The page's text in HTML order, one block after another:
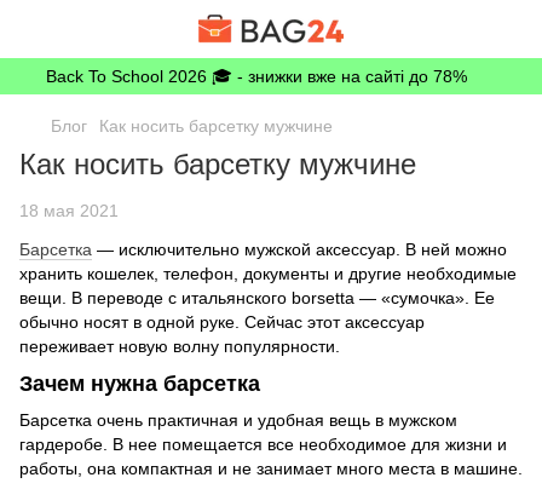
Back To School 2026 🎓 - знижки вже на сайті до 78%
Блог Как носить барсетку мужчине
Как носить барсетку мужчине
18 мая 2021
Барсетка — исключительно мужской аксессуар. В ней можно
хранить кошелек, телефон, документы и другие необходимые
вещи. В переводе с итальянского borsetta — «сумочка». Ее
обычно носят в одной руке. Сейчас этот аксессуар
переживает новую волну популярности.
Зачем нужна барсетка
Барсетка очень практичная и удобная вещь в мужском
гардеробе. В нее помещается все необходимое для жизни и
работы, она компактная и не занимает много места в машине.